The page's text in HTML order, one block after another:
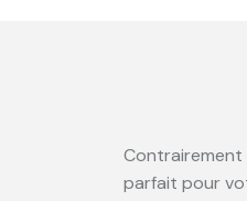
Contrairement
parfait pour